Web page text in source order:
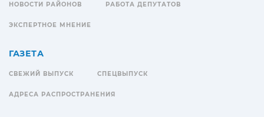
НОВОСТИ РАЙОНОВ РАБОТА ДЕПУТАТОВ
ЭКСПЕРТНОЕ МНЕНИЕ
ГАЗЕТА
СВЕЖИЙ ВЫПУСК СПЕЦВЫПУСК
АДРЕСА РАСПРОСТРАНЕНИЯ